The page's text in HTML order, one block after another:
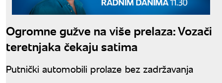
Ogromne gužve na više prelaza: Vozači
teretnjaka čekaju satima
Putnički automobili prolaze bez zadržavanja